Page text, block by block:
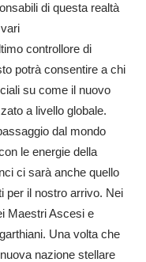
di questa realtà
controllore di
potrà consentire a chi
su come il nuovo
a livello globale.
dal mondo
le energie della
ci sarà anche quello
per il nostro arrivo. Nei
Maestri Ascesi e
Una volta che
nazione stellare